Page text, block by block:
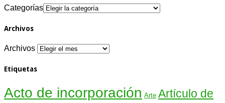
Categorías
Archivos
Archivos
Etiquetas
Acto de incorporación Arte Artículo de